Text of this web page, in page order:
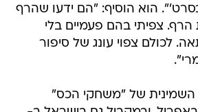
הוא הוסיף: "הם ידעו שהרף
צפיתי בהם פעמיים בלי
לכולם צפוי עונג של סיפור
של "משחקי הכס"